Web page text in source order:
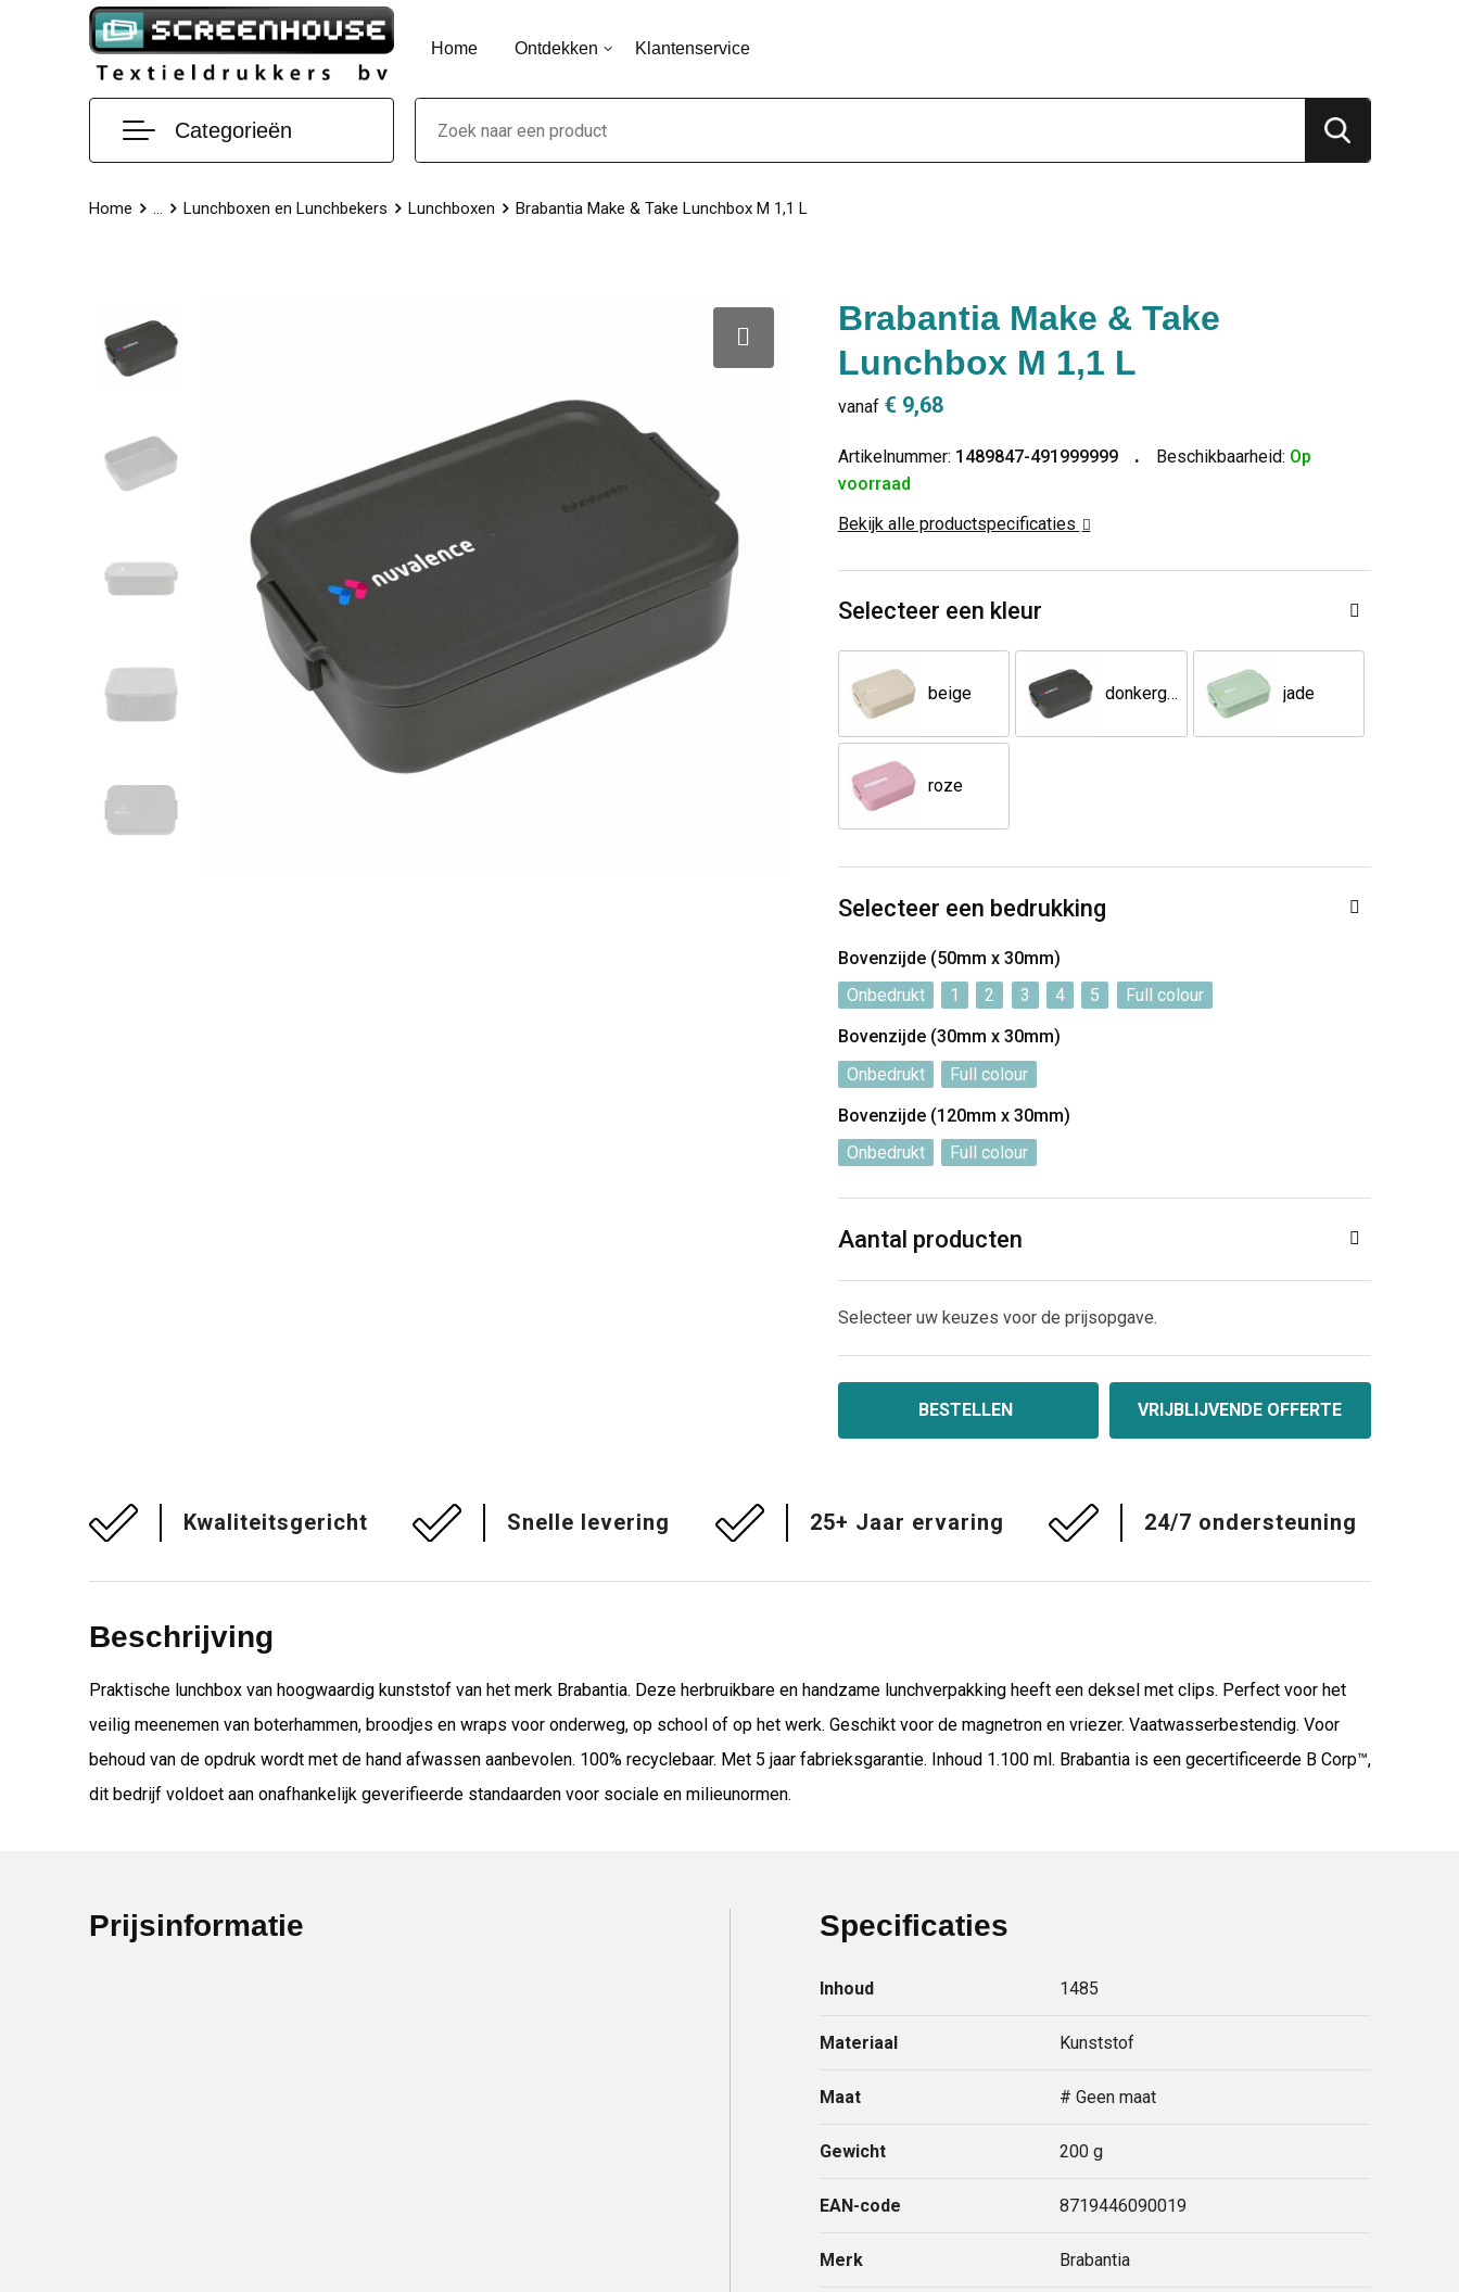
Home Ontdekken Klantenservice
Categorieën
Home ... Lunchboxen en Lunchbekers Lunchboxen Brabantia Make & Take Lunchbox M 1,1 L
Brabantia Make & Take
Lunchbox M 1,1 L
vanaf € 9,68
Artikelnummer: 1489847-491999999 Beschikbaarheid: Op
voorraad
Bekijk alle productspecificaties
Selecteer een kleur
beige donkergrijs jade
roze
Selecteer een bedrukking
Bovenzijde (50mm x 30mm)
Onbedrukt
1 2 3 4 5
Full colour
Bovenzijde (30mm x 30mm)
Onbedrukt
Full colour
Bovenzijde (120mm x 30mm)
Onbedrukt
Full colour
Aantal producten
Selecteer uw keuzes voor de prijsopgave.
BESTELLEN VRIJBLIJVENDE OFFERTE
Kwaliteitsgericht Snelle levering 25+ Jaar ervaring 24/7 ondersteuning
Beschrijving
Praktische lunchbox van hoogwaardig kunststof van het merk Brabantia. Deze herbruikbare en handzame lunchverpakking heeft een deksel met clips. Perfect voor het
veilig meenemen van boterhammen, broodjes en wraps voor onderweg, op school of op het werk. Geschikt voor de magnetron en vriezer. Vaatwasserbestendig. Voor
behoud van de opdruk wordt met de hand afwassen aanbevolen. 100% recyclebaar. Met 5 jaar fabrieksgarantie. Inhoud 1.100 ml. Brabantia is een gecertificeerde B Corp™,
dit bedrijf voldoet aan onafhankelijk geverifieerde standaarden voor sociale en milieunormen.
Prijsinformatie Specificaties
Inhoud 1485
Materiaal Kunststof
Maat # Geen maat
Gewicht 200 g
EAN-code 8719446090019
Merk Brabantia